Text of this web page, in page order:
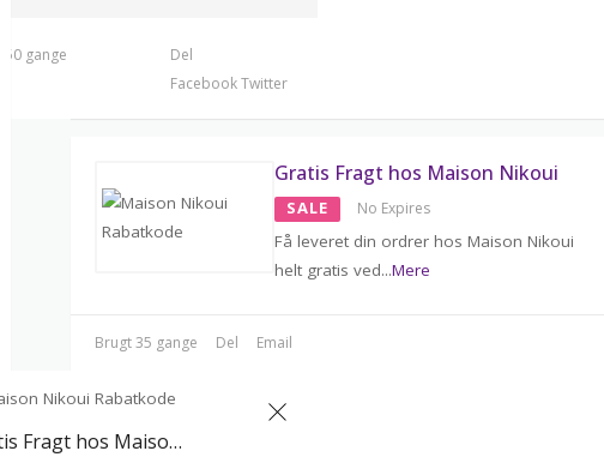
gange
Del
FacebookTwitter
Gratis Fragt hos Maison Nikoui
SALE No Expires
Få leveret din ordrer hos Maison Nikoui
helt gratis ved...Mere
Brugt 35 gange Del Email
Gratis Fragt hos Maison Nikoui